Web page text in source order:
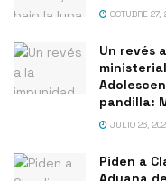
OCTUBRE 27,
Un revés
pandilla:
JULIO 26,
Piden a